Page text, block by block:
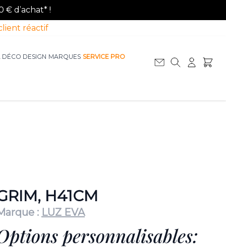
€ d’achat* !
réactif
DÉCO DESIGN MARQUES SERVICE PRO
H41CM
: LUZ EVA
personnalisables: